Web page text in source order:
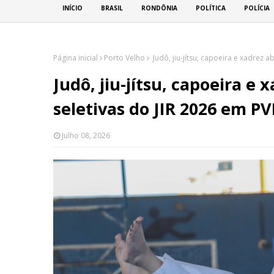
INÍCIO BRASIL RONDÔNIA POLÍTICA POLÍCIA
Página inicial Porto Velho Judô, jiu-jítsu, capoeira e xadrez
Judô, jiu-jítsu, capoeira e
seletivas do JIR 2026 em
Julho 08, 2026